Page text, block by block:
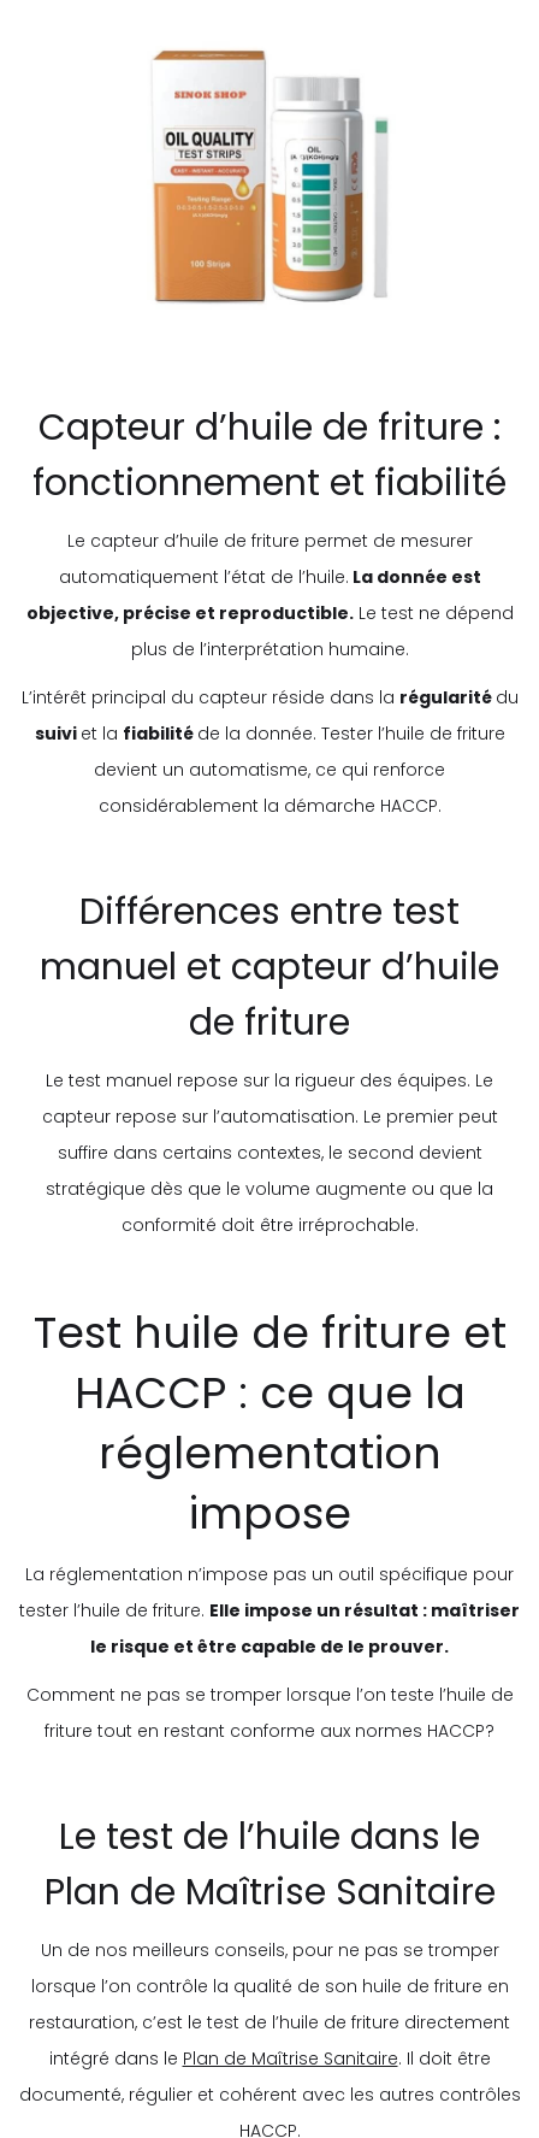
Capteur d’huile de friture :
fonctionnement et fiabilité
Le capteur d’huile de friture permet de mesurer
automatiquement l’état de l’huile. La donnée est
objective, précise et reproductible.Le test ne dépend
plus de l’interprétation humaine.
L’intérêt principal du capteur réside dans la régularité du
suivi et la fiabilité de la donnée. Tester l’huile de friture
devient un automatisme, ce qui renforce
considérablement la démarche HACCP.
Différences entre test
manuel et capteur d’huile
de friture
Le test manuel repose sur la rigueur des équipes. Le
capteur repose sur l’automatisation. Le premier peut
suffire dans certains contextes, le second devient
stratégique dès que le volume augmente ou que la
conformité doit être irréprochable.
Test huile de friture et
HACCP : ce que la
réglementation
impose
La réglementation n’impose pas un outil spécifique pour
tester l’huile de friture. Elle impose un résultat : maîtriser
le risque et être capable de le prouver.
Comment ne pas se tromper lorsque l’on teste l’huile de
friture tout en restant conforme aux normes HACCP?
Le test de l’huile dans le
Plan de Maîtrise Sanitaire
Un de nos meilleurs conseils, pour ne pas se tromper
lorsque l’on contrôle la qualité de son huile de friture en
restauration, c’est le test de l’huile de friture directement
intégré dans le Plan de Maîtrise Sanitaire. Il doit être
documenté, régulier et cohérent avec les autres contrôles
HACCP.